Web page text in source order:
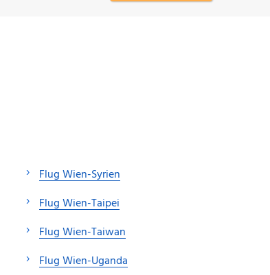
Flug Wien-Syrien
Flug Wien-Taipei
Flug Wien-Taiwan
Flug Wien-Uganda